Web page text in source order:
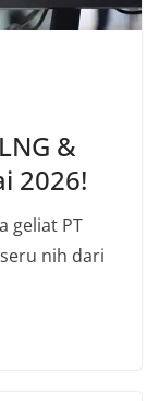
&
2026!
geliat PT
nih dari